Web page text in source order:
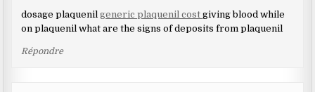
dosage plaquenilgeneric plaquenil costgiving blood while
on plaquenil what are the signs of deposits from plaquenil
Répondre